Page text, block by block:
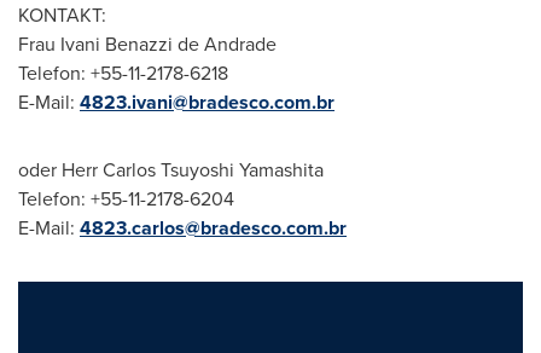
KONTAKT:
Frau Ivani Benazzi de Andrade
Telefon: +55-11-2178-6218
E-Mail: 4823.ivani@bradesco.com.br
oder Herr Carlos Tsuyoshi Yamashita
Telefon: +55-11-2178-6204
E-Mail: 4823.carlos@bradesco.com.br